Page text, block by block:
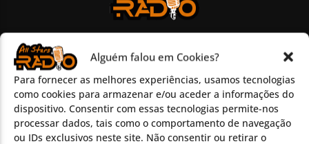
Alguém falou em Cookies?
Para fornecer as melhores experiências, usamos tecnologias
como cookies para armazenar e/ou aceder a informações do
dispositivo. Consentir com essas tecnologias permite-nos
processar dados, tais como o comportamento de navegação
ou IDs exclusivos neste site. Não consentir ou retirar o
CONTACTOS
https://allstarsradio.net
(+351) 967 879 546
geral@allstarsradio.net